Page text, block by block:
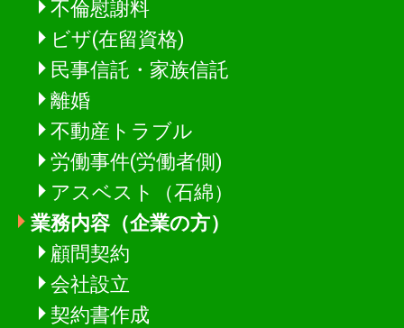
不倫慰謝料
ビザ(在留資格)
民事信託・家族信託
離婚
不動産トラブル
労働事件(労働者側)
アスベスト（石綿）
業務内容（企業の方）
顧問契約
会社設立
契約書作成